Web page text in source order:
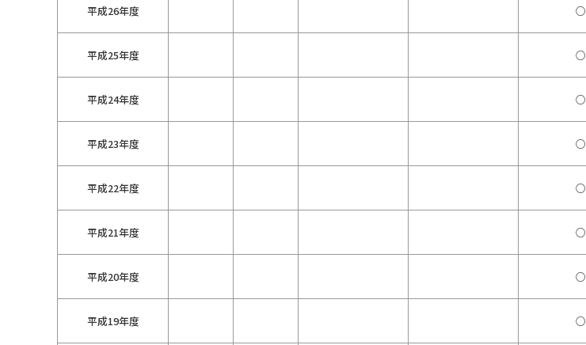
平成26年度 ○
平成25年度 ○
平成24年度 ○
平成23年度 ○
平成22年度 ○
平成21年度 ○
平成20年度 ○
平成19年度 ○